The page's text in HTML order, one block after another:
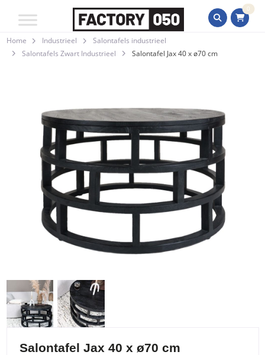
0
Home Industrieel
Salontafels industrieel
Salontafels Zwart Industrieel
Salontafel Jax 40 x ø70 cm
Salontafel Jax 40 x ø70 cm